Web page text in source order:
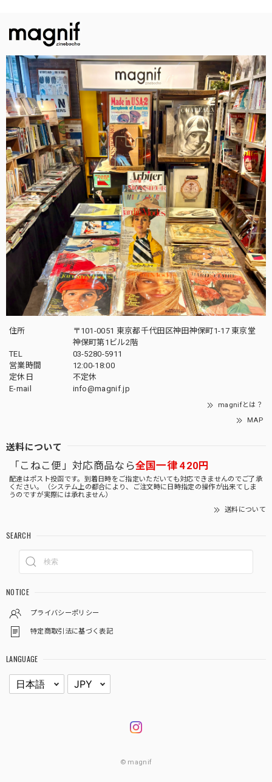
住所
〒101-0051 東京都千代田区神田神保町1-17 東京堂
神保町第1ビル2階
TEL
03-5280-5911
営業時間
12:00-18:00
定休日
不定休
E-mail
info@magnif.jp
magnifとは？
MAP
送料について
「こねこ便」対応商品なら全国一律 420円
配達はポスト投函です。到着日時をご指定いただいても対応できませんのでご了承
ください。（システム上の都合により、ご注文時に日時指定の操作が出来てしま
うのですが実際には承れません）
送料について
SEARCH
NOTICE
プライバシーポリシー
特定商取引法に基づく表記
LANGUAGE
© magnif